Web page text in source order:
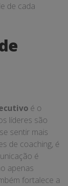
de cada
é o
líderes são
sentir mais
de coaching, é
é
apenas
fortalece a